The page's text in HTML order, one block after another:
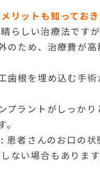
リットも知ってお
らしい治療法ですが
のため、治療費が
歯根を埋め込む手
プラントがしっか
患者さんのお口の
ない場合もあります